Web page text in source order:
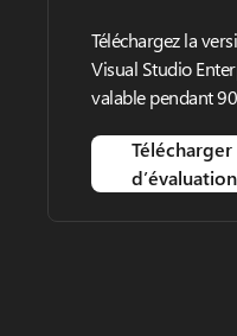
Téléchargez la
Visual Studio
valable pendant
d’évaluation